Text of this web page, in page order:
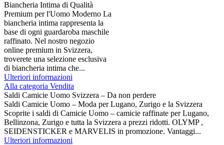
Biancheria Intima di Qualità
Premium per l'Uomo Moderno La
biancheria intima rappresenta la
base di ogni guardaroba maschile
raffinato. Nel nostro negozio
online premium in Svizzera,
troverete una selezione esclusiva
di biancheria intima che...
Ulteriori informazioni
Alla categoria Vendita
Saldi Camicie Uomo Svizzera – Da non perdere
Saldi Camicie Uomo – Moda per Lugano, Zurigo e la Svizzera
Scoprite i saldi di Camicie Uomo – camicie raffinate per Lugano,
Bellinzona, Zurigo e tutta la Svizzera a prezzi ridotti. OLYMP ,
SEIDENSTICKER e MARVELIS in promozione. Vantaggi...
Ulteriori informazioni